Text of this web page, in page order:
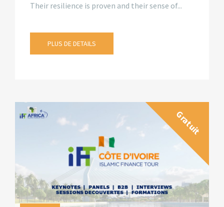
Their resilience is proven and their sense of...
PLUS DE DETAILS
Gratuit